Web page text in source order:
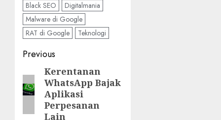
Black SEO
Digitalmania
Malware di Google
RAT di Google
Teknologi
Post
navigation
Previous
Previous
post:
Kerentanan
WhatsApp Bajak
Aplikasi
Perpesanan
Lain